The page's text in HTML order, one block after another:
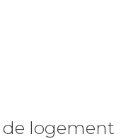
de logement